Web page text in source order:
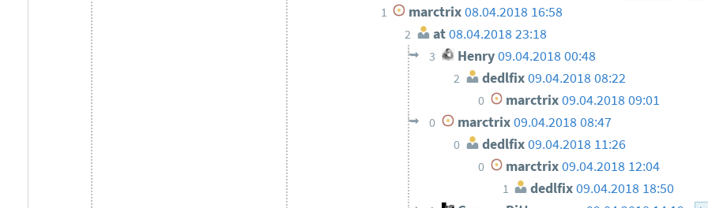
1 marctrix08.04.2018 16:58
2 at08.04.2018 23:18
3 Henry09.04.2018 00:48
2 dedlfix09.04.2018 08:22
0 marctrix 09.04.2018 09:01
0 marctrix09.04.2018 08:47
0 dedlfix09.04.2018 11:26
0 marctrix 09.04.2018 12:04
1 dedlfix09.04.2018 18:50